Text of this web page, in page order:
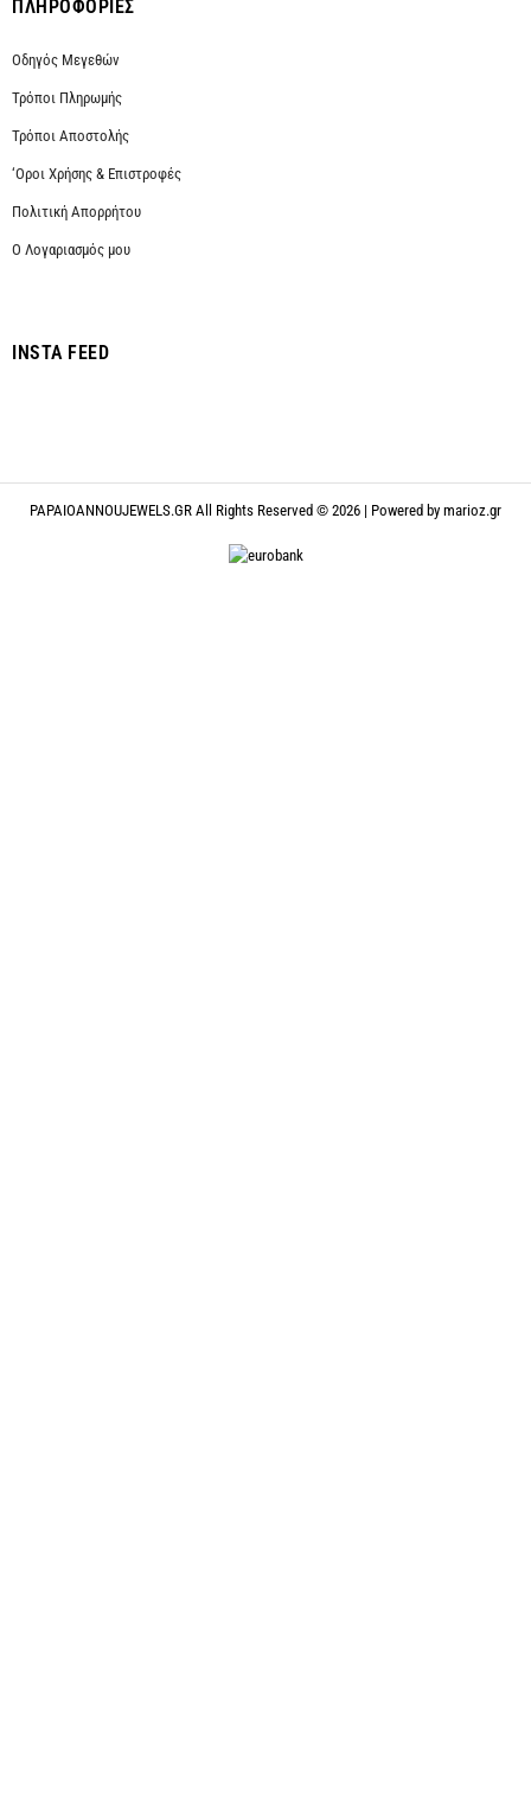
ΠΛΗΡΟΦΟΡΙΕΣ
Οδηγός Μεγεθών
Τρόποι Πληρωμής
Τρόποι Αποστολής
‘Οροι Χρήσης & Επιστροφές
Πολιτική Απορρήτου
Ο Λογαριασμός μου
INSTA FEED
PAPAIOANNOUJEWELS.GR All Rights Reserved © 2026 | Powered by marioz.gr